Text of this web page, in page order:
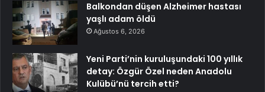
Balkondan düşen Alzheimer hastası
yaşlı adam öldü
Ağustos 6, 2026
Yeni Parti’nin kuruluşundaki 100 yıllık
detay: Özgür Özel neden Anadolu
Kulübü’nü tercih etti?